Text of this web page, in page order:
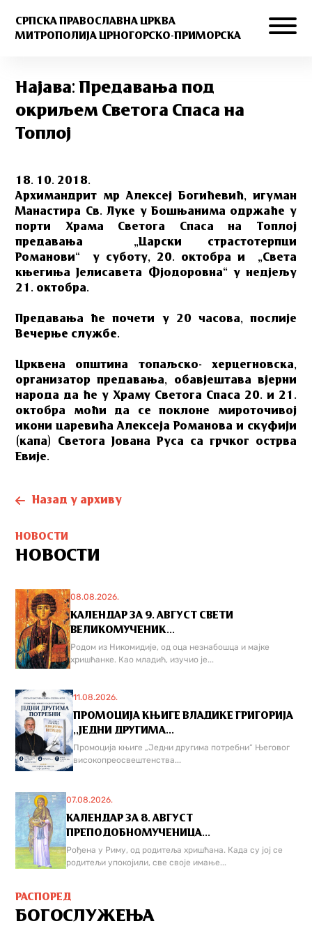
СРПСКА ПРАВОСЛАВНА ЦРКВА
МИТРОПОЛИЈА ЦРНОГОРСКО-ПРИМОРСКА
Најава: Предавања под
окриљем Светога Спаса на
Топлој
18. 10. 2018.
Архимандрит мр Алексеј Богићевић, игуман
Манастира Св. Луке у Бошњанима одржаће у
порти Храма Светога Спаса на Топлој
предавања „Царски страстотерпци
Романови“ у суботу, 20. октобра и „Света
књегиња Јелисавета Фјодоровна“ у недјељу
21. октобра.
Предавања ће почети у 20 часова, послије
Вечерње службе.
Црквена општина топаљско- херцегновска,
организатор предавања, обавјештава вјерни
народа да ће у Храму Светога Спаса 20. и 21.
октобра моћи да се поклоне мироточивој
икони царевића Алексеја Романова и скуфији
(капа) Светога Јована Руса са грчког острва
Евије.
Назад у архиву
НОВОСТИ
НОВОСТИ
08.08.2026.
КАЛЕНДАР ЗА 9. АВГУСТ СВЕТИ
ВЕЛИКОМУЧЕНИК...
Родом из Никомидије, од оца незнабошца и мајке
хришћанке. Као младић, изучио је...
11.08.2026.
ПРОМОЦИЈА КЊИГЕ ВЛАДИКЕ ГРИГОРИЈА
,,ЈЕДНИ ДРУГИМА...
Промоција књиге „Једни другима потребни“ Његовог
високопреосвештенства...
07.08.2026.
КАЛЕНДАР ЗА 8. АВГУСТ
ПРЕПОДОБНОМУЧЕНИЦА...
Рођена у Риму, од родитеља хришћана. Када су јој се
родитељи упокојили, све своје имање...
РАСПОРЕД
БОГОСЛУЖЕЊА